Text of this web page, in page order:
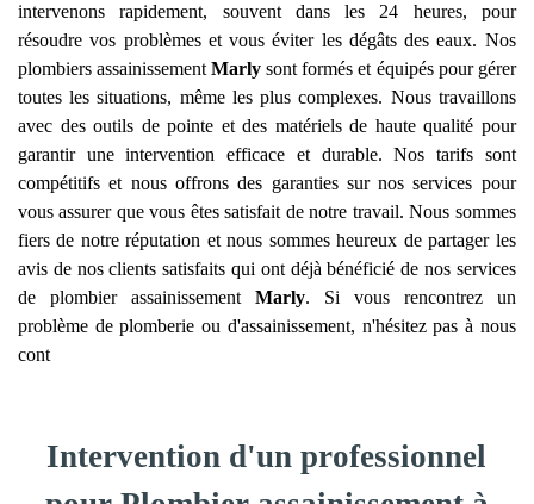
intervenons rapidement, souvent dans les 24 heures, pour
résoudre vos problèmes et vous éviter les dégâts des eaux. Nos
plombiers assainissementMarly sont formés et équipés pour gérer
toutes les situations, même les plus complexes. Nous travaillons
avec des outils de pointe et des matériels de haute qualité pour
garantir une intervention efficace et durable. Nos tarifs sont
compétitifs et nous offrons des garanties sur nos services pour
vous assurer que vous êtes satisfait de notre travail. Nous sommes
fiers de notre réputation et nous sommes heureux de partager les
avis de nos clients satisfaits qui ont déjà bénéficié de nos services
de plombier assainissement Marly. Si vous rencontrez un
problème de plomberie ou d'assainissement, n'hésitez pas à nous
cont
Intervention d'un professionnel